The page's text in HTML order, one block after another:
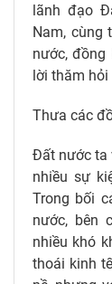
lãnh đạo
Nam, cùng
nước,
lời thăm
Thưa các
Đất nước ta
nhiều sự
Trong bối
nước, bên
nhiều khó
thoái kinh